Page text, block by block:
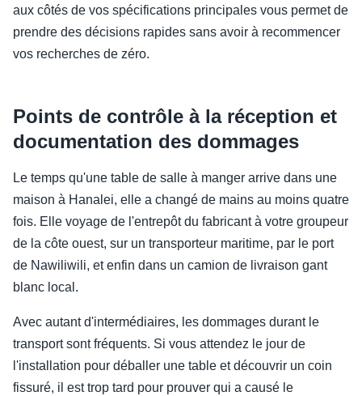
aux côtés de vos spécifications principales vous permet de
prendre des décisions rapides sans avoir à recommencer
vos recherches de zéro.
Points de contrôle à la réception et
documentation des dommages
Le temps qu'une table de salle à manger arrive dans une
maison à Hanalei, elle a changé de mains au moins quatre
fois. Elle voyage de l'entrepôt du fabricant à votre groupeur
de la côte ouest, sur un transporteur maritime, par le port
de Nawiliwili, et enfin dans un camion de livraison gant
blanc local.
Avec autant d'intermédiaires, les dommages durant le
transport sont fréquents. Si vous attendez le jour de
l'installation pour déballer une table et découvrir un coin
fissuré, il est trop tard pour prouver qui a causé le